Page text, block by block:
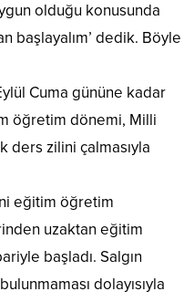
olduğu konusunda
başlayalım’ dedik. Böyle
Cuma gününe kadar
öğretim dönemi, Milli
ders zilini çalmasıyla
eğitim öğretim
uzaktan eğitim
başladı. Salgın
dolayısıyla